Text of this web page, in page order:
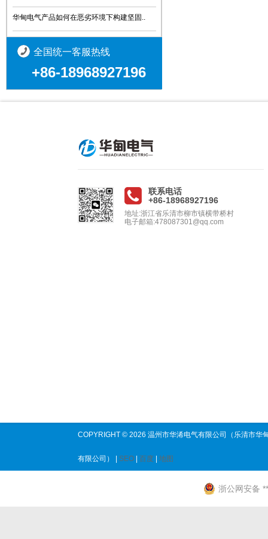
华甸电气产品如何在恶劣环境下构建坚固..
全国统一客服热线
+86-18968927196
联系电话
+86-18968927196
地址:浙江省乐清市柳市镇横带桥村
电子邮箱:478087301@qq.com
COPYRIGHT © 2026 温州市华浠电气有限公司（乐清市华
有限公司） | SEO 百度 地图
浙公网安备